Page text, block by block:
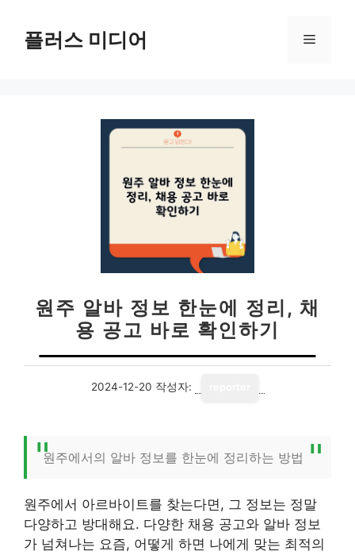
플러스 미디어 메
원주 알바 정보 한눈에 정리, 채
용 공고 바로 확인하기
2024-12-20 작성자:
원주에서의 알바 정보를 한눈에 정리하는 방법
원주에서 아르바이트를 찾는다면, 그 정보는 정말
다양하고 방대해요. 다양한 채용 공고와 알바 정보
가 넘쳐나는 요즘, 어떻게 하면 나에게 맞는 최적의